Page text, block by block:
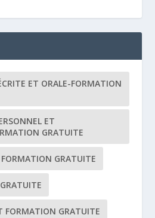
ET ORALE-FORMATION
ET
GRATUITE
GRATUITE
FORMATION GRATUITE